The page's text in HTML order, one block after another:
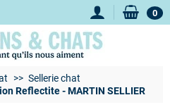
0
Sellerie chat
Reflectite - MARTIN SELLIER